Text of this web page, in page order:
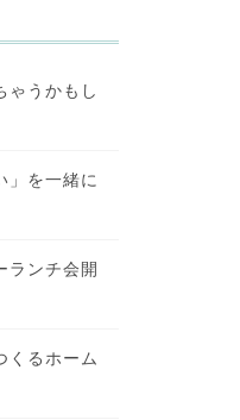
ゃうかもし
」を一緒に
ランチ会開
くるホーム